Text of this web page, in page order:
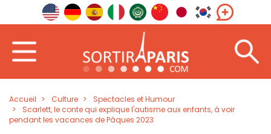
Accueil Culture
Spectacles et Humour
Scarlett, le conte qui explique l'autisme aux enfants, à voir
pendant les vacances de Pâques 2023